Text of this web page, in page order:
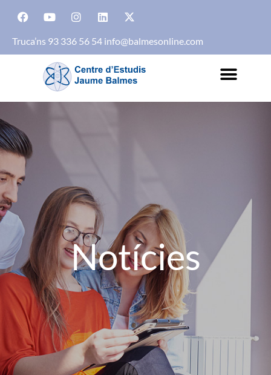
Truca’ns 93 336 56 54 info@balmesonline.com
Notícies